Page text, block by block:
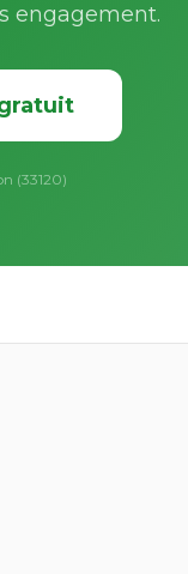
engagement.
(33120)